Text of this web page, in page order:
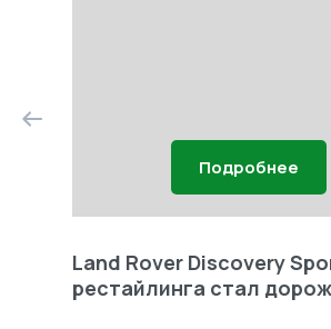
Подробнее
Land Rover Discovery
рестайлинга стал